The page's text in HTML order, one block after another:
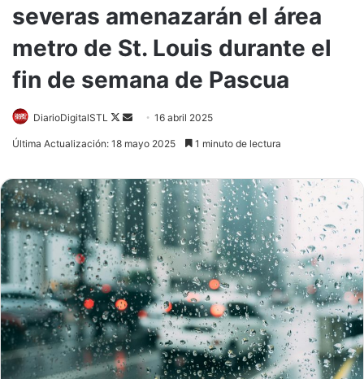
severas amenazarán el área
metro de St. Louis durante el
fin de semana de Pascua
DiarioDigitalSTL
Follow
Send16 abril 2025
Última Actualización: 18 mayo 2025 1 minuto de lectura